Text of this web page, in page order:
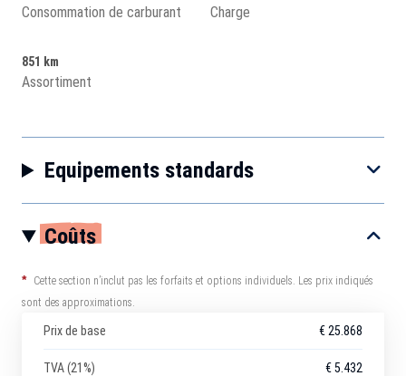
Consommation de carburant Charge
851 km
Assortiment
Equipements standards
Coûts
*
Cette section n’inclut pas les forfaits et options individuels. Les prix indiqués
sont des approximations.
Prix de base € 25.868
TVA (21%) € 5.432